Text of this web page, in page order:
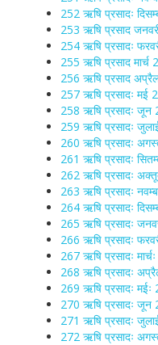
252 ऋषि प्रसादः
253 ऋषि प्रसाद
254 ऋषि प्रसादः
255 ऋषि प्रसाद मार्च
256 ऋषि प्रसाद
257 ऋषि प्रसादः मई
258 ऋषि प्रसादः जून
259 ऋषि प्रसादः
260 ऋषि प्रसादः
261 ऋषि प्रसादः
262 ऋषि प्रसादः
263 ऋषि प्रसादः
264 ऋषि प्रसादः
265 ऋषि प्रसादः
266 ऋषि प्रसादः
267 ऋषि प्रसादः
268 ऋषि प्रसादः
269 ऋषि प्रसादः मईः
270 ऋषि प्रसादः जून
271 ऋषि प्रसादः
272 ऋषि प्रसादः